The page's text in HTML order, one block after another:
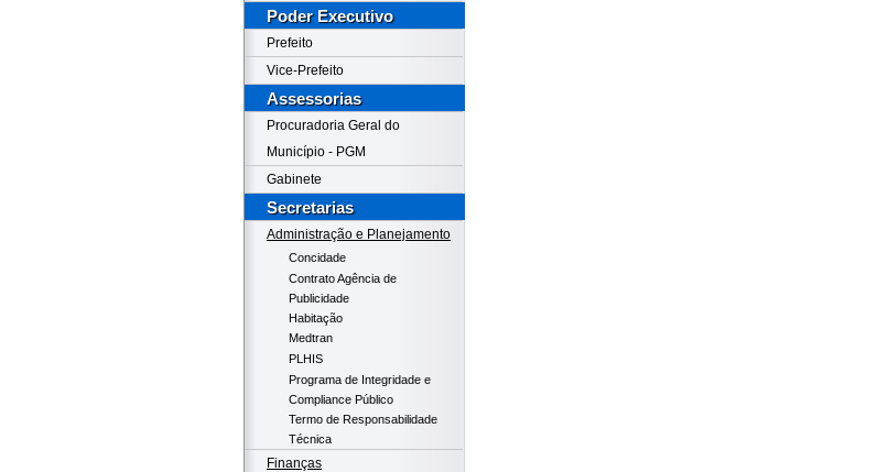
Poder Executivo
Prefeito
Vice-Prefeito
Assessorias
Procuradoria Geral do
Município - PGM
Gabinete
Secretarias
Administração e Planejamento
Concidade
Contrato Agência de
Publicidade
Habitação
Medtran
PLHIS
Programa de Integridade e
Compliance Público
Termo de Responsabilidade
Técnica
Finanças